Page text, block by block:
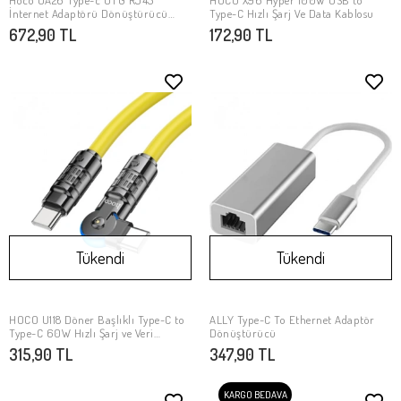
Stokta Yok
İnternet Adaptörü Dönüştürücü
1000 Mbps
672,90 TL
Stokta Yok
Type-C Hızlı Şarj Ve Data Kablosu
172,90 TL
Stokta Yok
Tükendi
HOCO U118 Döner Başlıklı Type-C to
Type-C 60W Hızlı Şarj ve Veri
Kablosu
315,90 TL
Stokta Yok
Tükendi
ALLY Type-C To Ethernet Adaptör
Dönüştürücü
347,90 TL
KARGO BEDAVA